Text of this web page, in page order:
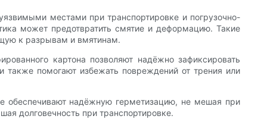
местами при транспортировке и погрузочно-
может предотвратить смятие и деформацию. Такие
к разрывам и вмятинам.
картона позволяют надёжно зафиксировать
также помогают избежать повреждений от трения или
обеспечивают надёжную герметизацию, не мешая при
долговечность при транспортировке.